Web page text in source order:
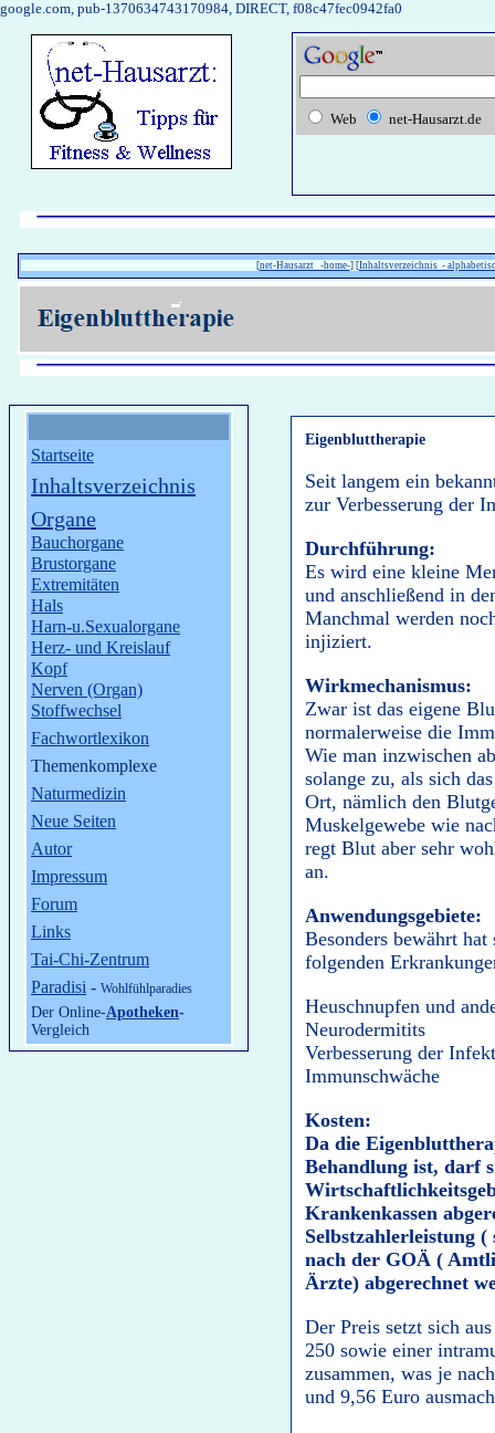
google.com, pub-1370634743170984, DIRECT, f08c47fec0942fa0
Web net-Hausarzt.de
[net-Hausarzt -home-] [Inhaltsverzeichnis -
Startseite
Inhaltsverzeichnis
Organe
Bauchorgane
Brustorgane
Extremitäten
Hals
Harn-u.Sexualorgane
Herz- und Kreislauf
Kopf
Nerven (Organ)
Stoffwechsel
Fachwortlexikon
Themenkomplexe
Naturmedizin
Neue Seiten
Autor
Impressum
Forum
Links
Tai-Chi-Zentrum
Paradisi - Wohlfühlparadies
Der Online-Apotheken-
Vergleich
Eigenbluttherapie
Seit langem ein
zur Verbesserung der
Durchführung:
Es wird eine kleine
und anschließend in
Manchmal werden
injiziert.
Wirkmechanismus:
Zwar ist das eigene
normalerweise die
Wie man inzwischen
solange zu, als sich
Ort, nämlich den
Muskelgewebe wie
regt Blut aber sehr
an.
Anwendungsgebiete:
Besonders bewährt
folgenden
Heuschnupfen und
Neurodermitits
Verbesserung der
Immunschwäche
Kosten:
Da die
Behandlung ist, darf
Krankenkassen
Selbstzahlerleistung
nach der GOÄ (
Ärzte) abgerechnet
Der Preis setzt sich
250 sowie einer
zusammen, was je
und 9,56 Euro